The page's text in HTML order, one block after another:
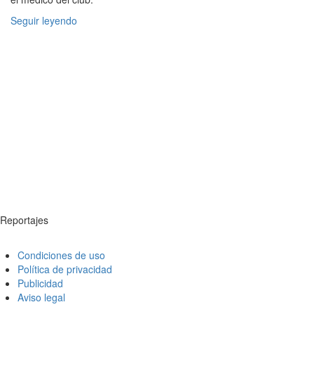
Seguir leyendo
Reportajes
Condiciones de uso
Política de privacidad
Publicidad
Aviso legal